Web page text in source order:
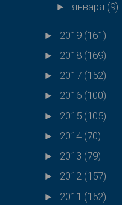
► января (9)
► 2019 (161)
► 2018 (169)
► 2017 (152)
► 2016 (100)
► 2015 (105)
► 2014 (70)
► 2013 (79)
► 2012 (157)
► 2011 (152)